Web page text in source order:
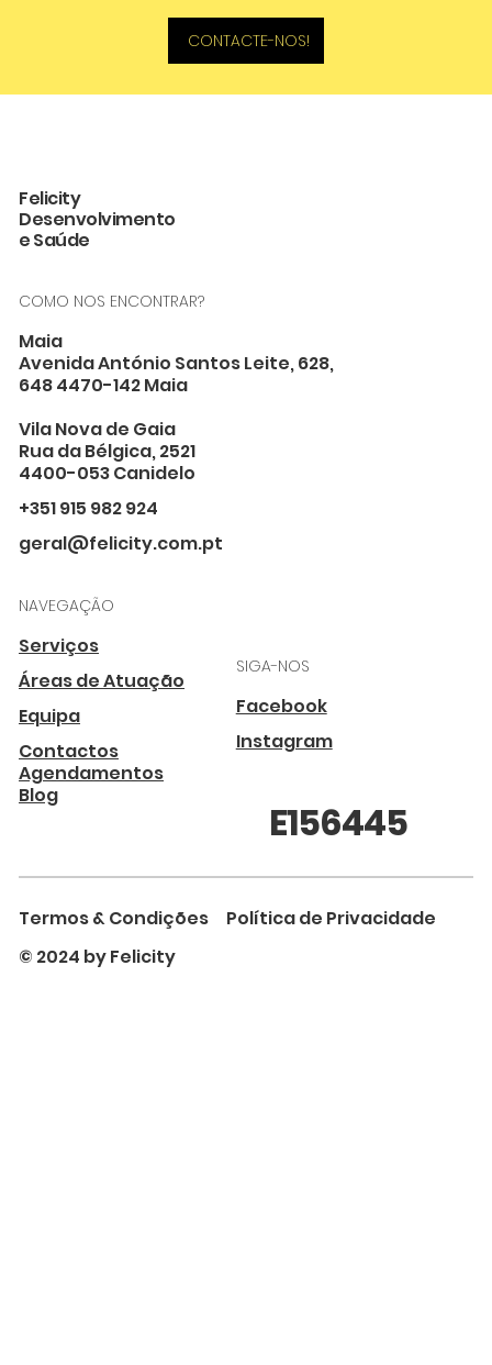
CONTACTE-NOS!
Felicity
Desenvolvimento
e Saúde
COMO NOS ENCONTRAR?
Maia
Avenida António Santos Leite, 628,
648 4470-142 Maia
Vila Nova de Gaia
Rua da Bélgica, 2521
4400-053 Canidelo
+351 915 982 924
geral@felicity.com.pt
NAVEGAÇÃO
Serviços
Áreas de Atuação
Equipa
Contactos
Agendamentos
Blog
SIGA-NOS
Facebook
Instagram
E156445
Termos & Condições
Política de Privacidade
© 2024 by Felicity